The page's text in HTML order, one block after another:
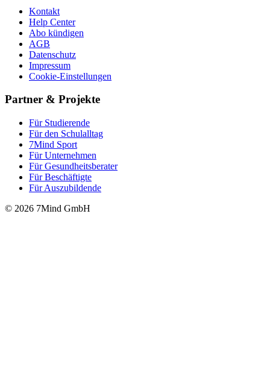
Kontakt
Help Center
Abo kündigen
AGB
Datenschutz
Impressum
Cookie-Einstellungen
Partner & Projekte
Für Stu­die­rende
Für den Schulalltag
7Mind Sport
Für Unter­neh­men
Für Gesund­heits­be­ra­ter
Für Beschäftigte
Für Auszubildende
© 2026 7Mind GmbH